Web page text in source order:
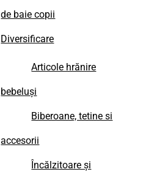
de baie copii
Diversificare
Articole hrănire
bebeluși
Biberoane, tetine si
accesorii
Încălzitoare și